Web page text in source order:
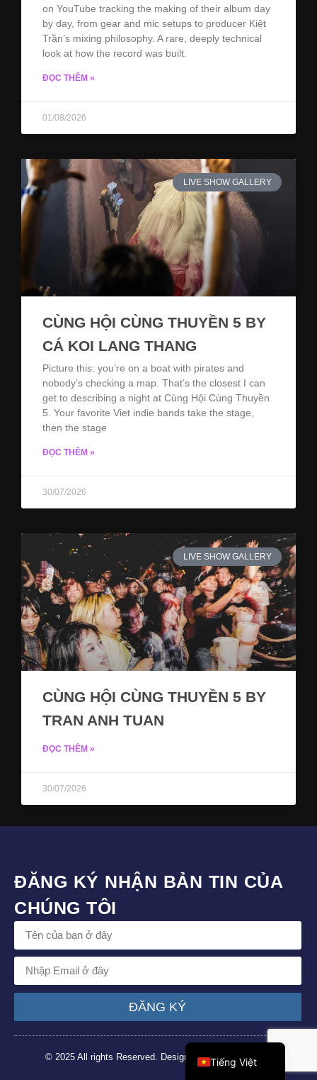
on YouTube tracking the making of their album day
by day, from gear and mic setups to producer Kiệt
Trần’s mixing philosophy. A rare, deeply technical
look at how the record was built.
ĐỌC THÊM »
01/08/2026
LIVE SHOW GALLERY
CÙNG HỘI CÙNG THUYỀN 5 BY
CÁ KOI LANG THANG
Picture this: you’re on a boat with pirates and
nobody’s checking a map. That’s the closest I can
get to describing a night at Cùng Hội Cùng Thuyền
5. Your favorite Viet indie bands take the stage,
then the stage
ĐỌC THÊM »
30/07/2026
LIVE SHOW GALLERY
CÙNG HỘI CÙNG THUYỀN 5 BY
TRAN ANH TUAN
ĐỌC THÊM »
30/07/2026
ĐĂNG KÝ NHẬN BẢN TIN CỦA
CHÚNG TÔI
ĐĂNG KÝ
© 2025 All rights Reserved. Design by Ethos Collective
Tiếng Việt
English (UK)